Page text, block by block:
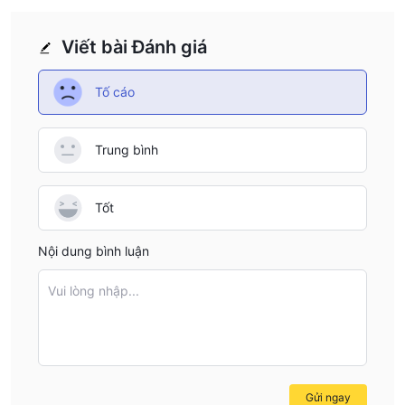
bạn đủ ngu ngốc để trở thành khách hàng của SGFX, bạn sẽ trả
10 pip cho mỗi lô tiêu chuẩn được giao dịch, ít nhất là 100 đô la.
Nền tảng giao dịch có sẵn
Khi nói đến nền tảng giao dịch khả dụng, SGFX cung cấp cho
khách hàng của mình MetaTrader 4 (MT4), có sẵn dưới dạng
ứng dụng tải xuống trên máy tính để bàn và ứng dụng dành
cho thiết bị di động. Nền tảng MT4 được trang bị các công cụ
Advisors (EA) ) và môi trường kiểm tra lại rộng rãi. Ngoài các chỉ
cho họ bằng ngôn ngữ lập trình MQL
Nạp & Rút tiền
Viết bài Đánh giá
Tố cáo
Trung bình
Tốt
Nội dung bình luận
Vui lòng nhập...
Gửi ngay